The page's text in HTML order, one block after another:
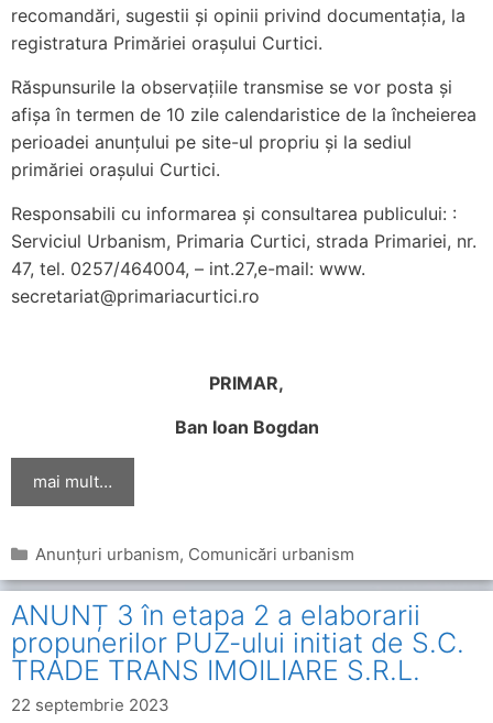
recomandări, sugestii și opinii privind documentația, la
registratura Primăriei orașului Curtici.
Răspunsurile la observațiile transmise se vor posta și
afișa în termen de 10 zile calendaristice de la încheierea
perioadei anunțului pe site-ul propriu și la sediul
primăriei orașului Curtici.
Responsabili cu informarea și consultarea publicului: :
Serviciul Urbanism, Primaria Curtici, strada Primariei, nr.
47, tel. 0257/464004, – int.27,e-mail: www.
secretariat@primariacurtici.ro
PRIMAR,
Ban Ioan Bogdan
mai mult…
Categorii
Anunțuri urbanism, Comunicări urbanism
ANUNȚ 3 în etapa 2 a elaborarii
propunerilor PUZ-ului initiat de S.C.
TRADE TRANS IMOILIARE S.R.L.
22 septembrie 2023